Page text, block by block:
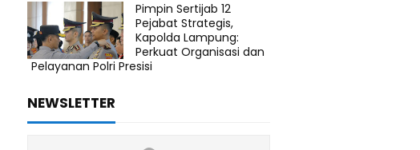
Pimpin Sertijab 12
Pejabat Strategis,
Kapolda Lampung:
Perkuat Organisasi dan
Pelayanan Polri Presisi
NEWSLETTER